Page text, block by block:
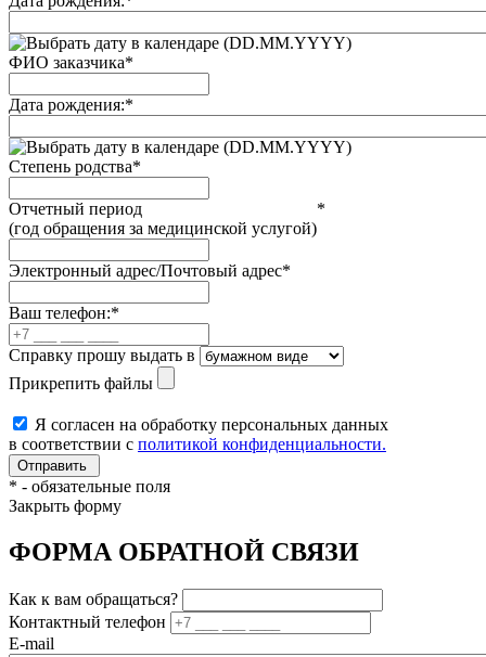
(DD.MM.YYYY)
ФИО заказчика*
Дата рождения:*
(DD.MM.YYYY)
Степень родства*
Отчетный период
(год обращения за медицинской услугой)
*
Электронный адрес/Почтовый адрес*
Ваш телефон:*
Справку прошу выдать в
Прикрепить файлы
Я согласен на обработку персональных данных
в соответствии с политикой конфиденциальности.
* - обязательные поля
Закрыть форму
ФОРМА ОБРАТНОЙ СВЯЗИ
Как к вам обращаться?
Контактный телефон
E-mail